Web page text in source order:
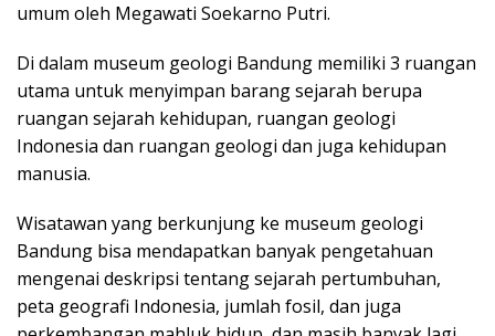
umum oleh Megawati Soekarno Putri.
Di dalam museum geologi Bandung memiliki 3 ruangan
utama untuk menyimpan barang sejarah berupa
ruangan sejarah kehidupan, ruangan geologi
Indonesia dan ruangan geologi dan juga kehidupan
manusia.
Wisatawan yang berkunjung ke museum geologi
Bandung bisa mendapatkan banyak pengetahuan
mengenai deskripsi tentang sejarah pertumbuhan,
peta geografi Indonesia, jumlah fosil, dan juga